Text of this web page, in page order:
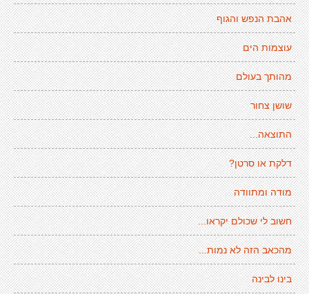
אהבת הנפש והגוף
עוצמות הים
מהותך בעולם
שושן צחור
התוצאה...
דלקת או סרטן?
מודה ומתוודה
חשוב לי שכולם יקראו...
מהכאב הזה לא נמות...
בינו לבינה